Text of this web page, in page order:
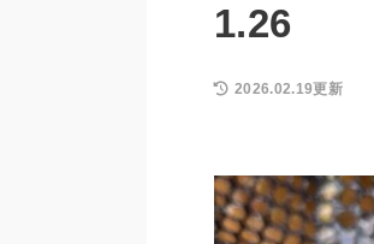
1.26
2026.02.19更新